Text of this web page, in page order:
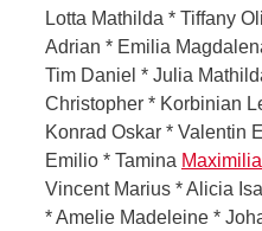
Lotta Mathilda * Tiffany
Adrian * Emilia
Tim Daniel * Julia
Christopher * Korbinian
Konrad Oskar * Valentin
Emilio * Tamina
Vincent Marius * Alicia
* Amelie Madeleine *